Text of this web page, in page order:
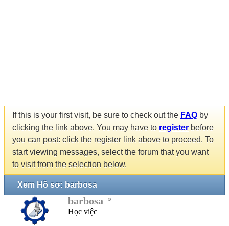
If this is your first visit, be sure to check out the FAQ by
clicking the link above. You may have to register before
you can post: click the register link above to proceed. To
start viewing messages, select the forum that you want
to visit from the selection below.
Xem Hồ sơ: barbosa
barbosa
Học việc